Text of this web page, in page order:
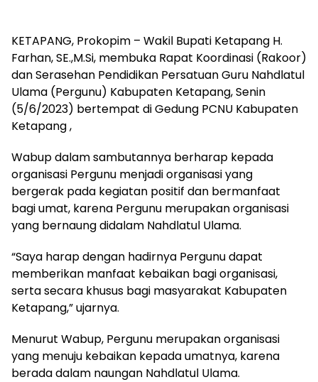
KETAPANG, Prokopim – Wakil Bupati Ketapang H.
Farhan, SE.,M.Si, membuka Rapat Koordinasi (Rakoor)
dan Serasehan Pendidikan Persatuan Guru Nahdlatul
Ulama (Pergunu) Kabupaten Ketapang, Senin
(5/6/2023) bertempat di Gedung PCNU Kabupaten
Ketapang ,
Wabup dalam sambutannya berharap kepada
organisasi Pergunu menjadi organisasi yang
bergerak pada kegiatan positif dan bermanfaat
bagi umat, karena Pergunu merupakan organisasi
yang bernaung didalam Nahdlatul Ulama.
“Saya harap dengan hadirnya Pergunu dapat
memberikan manfaat kebaikan bagi organisasi,
serta secara khusus bagi masyarakat Kabupaten
Ketapang,” ujarnya.
Menurut Wabup, Pergunu merupakan organisasi
yang menuju kebaikan kepada umatnya, karena
berada dalam naungan Nahdlatul Ulama.